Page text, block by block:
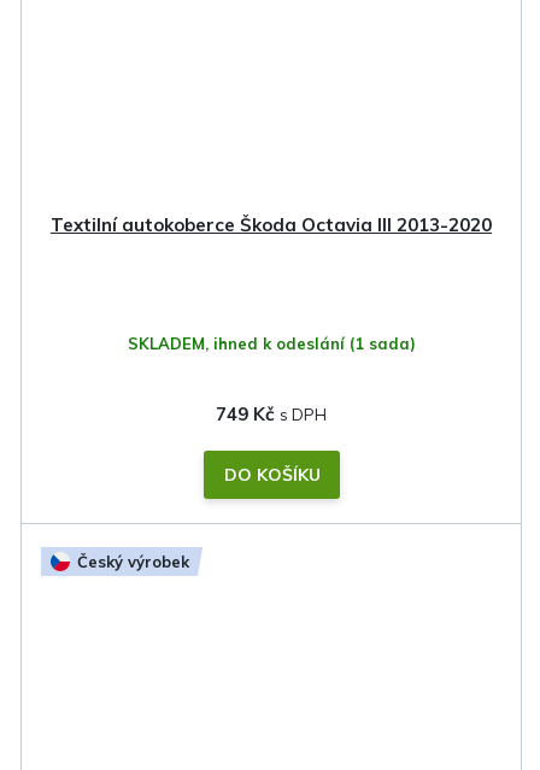
Textilní autokoberce Škoda Octavia III 2013-2020
SKLADEM, ihned k odeslání (1 sada)
749 Kč
DO KOŠÍKU
Český výrobek